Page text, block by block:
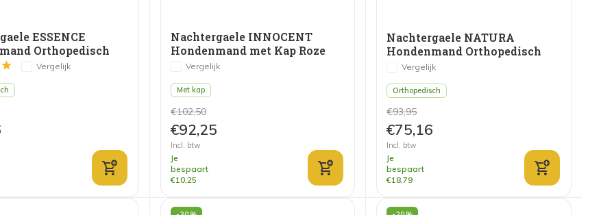
ESSENCE
Orthopedisch
Vergelijk
Nachtergaele INNOCENT
Hondenmand met Kap Roze
Vergelijk
Met kap
€102,50
€92,25
Incl. btw
Je
bespaart
€10,25
Nachtergaele NATURA
Hondenmand Orthopedisch
Beige
Vergelijk
Orthopedisch
€93,95
€75,16
Incl. btw
Je
bespaart
€18,79